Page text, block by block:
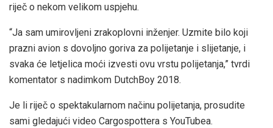
riječ o nekom velikom uspjehu.
“Ja sam umirovljeni zrakoplovni inženjer. Uzmite bilo koji
prazni avion s dovoljno goriva za polijetanje i slijetanje, i
svaka će letjelica moći izvesti ovu vrstu polijetanja,” tvrdi
komentator s nadimkom DutchBoy 2018.
Je li riječ o spektakularnom načinu polijetanja, prosudite
sami gledajući video Cargospottera s YouTubea.